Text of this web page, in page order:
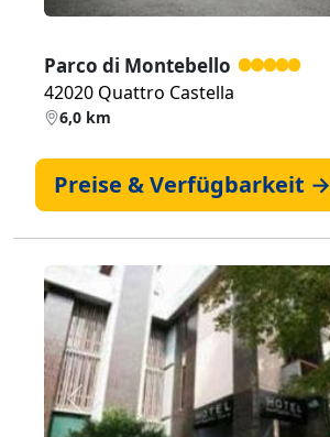
Parco di Montebello
42020 Quattro Castella
6,0 km
Preise & Verfügbarkeit →
Zurück